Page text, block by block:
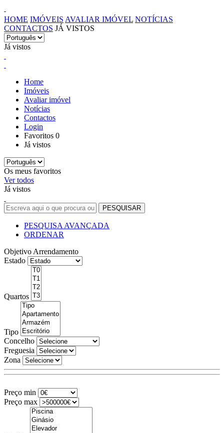
HOME IMÓVEIS AVALIAR IMÓVEL NOTÍCIAS
CONTACTOS JÁ VISTOS
Já vistos
Home
Imóveis
Avaliar imóvel
Notícias
Contactos
Login
Favoritos 0
Já vistos
Os meus favoritos
Ver todos
Já vistos
PESQUISA AVANÇADA
ORDENAR
Objetivo Arrendamento
Estado
Quartos
Tipo
Concelho
Freguesia
Zona
Preço min
Preço max